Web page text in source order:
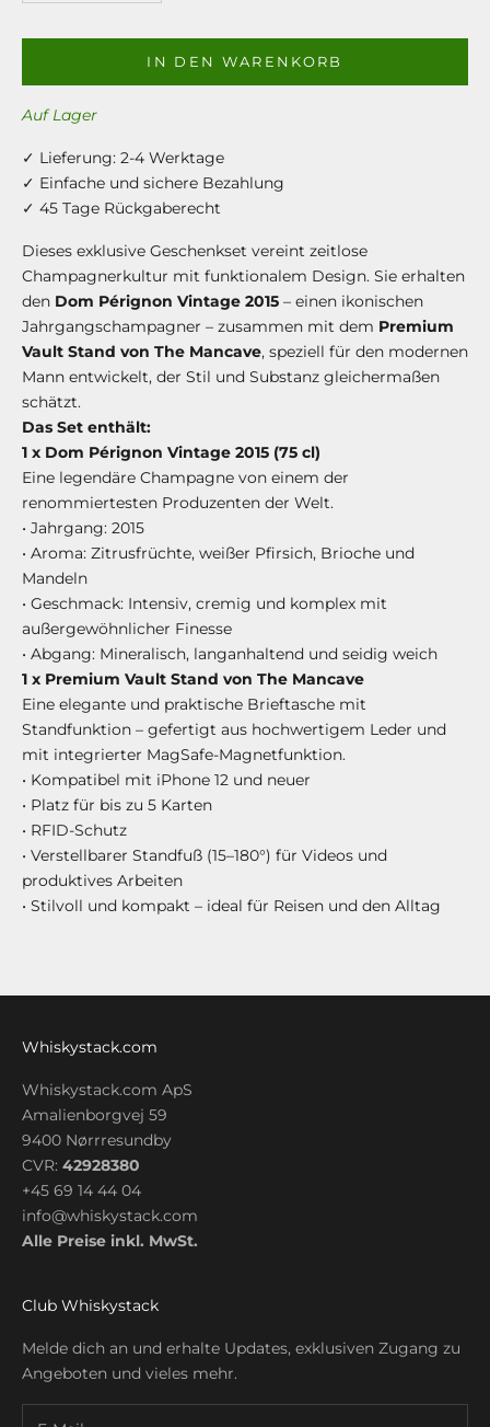
IN DEN WARENKORB
Auf Lager
✓ Lieferung: 2-4 Werktage
✓ Einfache und sichere Bezahlung
✓ 45 Tage Rückgaberecht
Dieses exklusive Geschenkset vereint zeitlose
Champagnerkultur mit funktionalem Design. Sie erhalten
den Dom Pérignon Vintage 2015 – einen ikonischen
Jahrgangschampagner – zusammen mit dem Premium
Vault Stand von The Mancave, speziell für den modernen
Mann entwickelt, der Stil und Substanz gleichermaßen
schätzt.
Das Set enthält:
1 x Dom Pérignon Vintage 2015 (75 cl)
Eine legendäre Champagne von einem der
renommiertesten Produzenten der Welt.
• Jahrgang: 2015
• Aroma: Zitrusfrüchte, weißer Pfirsich, Brioche und
Mandeln
• Geschmack: Intensiv, cremig und komplex mit
außergewöhnlicher Finesse
• Abgang: Mineralisch, langanhaltend und seidig weich
1 x Premium Vault Stand von The Mancave
Eine elegante und praktische Brieftasche mit
Standfunktion – gefertigt aus hochwertigem Leder und
mit integrierter MagSafe-Magnetfunktion.
• Kompatibel mit iPhone 12 und neuer
• Platz für bis zu 5 Karten
• RFID-Schutz
• Verstellbarer Standfuß (15–180°) für Videos und
produktives Arbeiten
• Stilvoll und kompakt – ideal für Reisen und den Alltag
Whiskystack.com
Whiskystack.com ApS
Amalienborgvej 59
9400 Nørrresundby
CVR: 42928380
+45 69 14 44 04
info@whiskystack.com
Alle Preise inkl. MwSt.
Club Whiskystack
Melde dich an und erhalte Updates, exklusiven Zugang zu
Angeboten und vieles mehr.